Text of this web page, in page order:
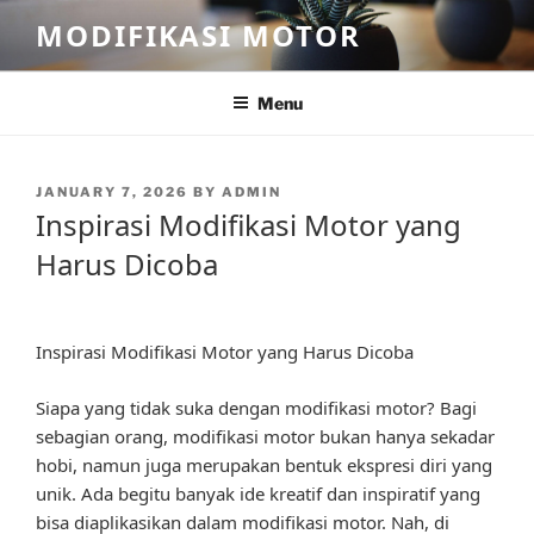
content
MODIFIKASI MOTOR
Menu
POSTED
JANUARY 7, 2026 BY ADMIN
Inspirasi Modifikasi Motor yang
Harus Dicoba
Inspirasi Modifikasi Motor yang Harus Dicoba
Siapa yang tidak suka dengan modifikasi motor? Bagi
sebagian orang, modifikasi motor bukan hanya sekadar
hobi, namun juga merupakan bentuk ekspresi diri yang
unik. Ada begitu banyak ide kreatif dan inspiratif yang
bisa diaplikasikan dalam modifikasi motor. Nah, di